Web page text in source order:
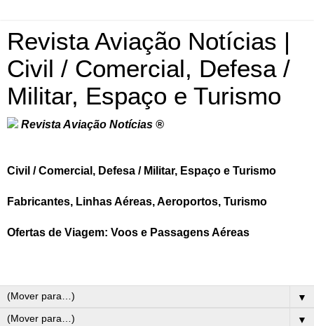
Revista Aviação Notícias |
Civil / Comercial, Defesa /
Militar, Espaço e Turismo
Revista Aviação Notícias ®
Civil / Comercial, Defesa / Militar, Espaço e Turismo
Fabricantes, Linhas Aéreas, Aeroportos, Turismo
Ofertas de Viagem: Voos e Passagens Aéreas
▼
▼